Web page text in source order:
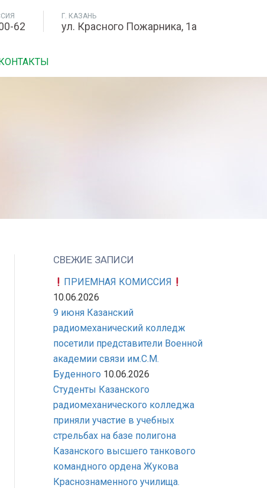
62
Г. КАЗАНЬ
ул. Красного Пожарника, 1а
СВЕЖИЕ ЗАПИСИ
ПРИЕМНАЯ КОМИССИЯ
10.06.2026
9 июня Казанский
радиомеханический колледж
посетили представители Военной
академии связи им.С.М.
Буденного 10.06.2026
Студенты Казанского
радиомеханического колледжа
приняли участие в учебных
стрельбах на базе полигона
Казанского высшего танкового
командного ордена Жукова
Краснознаменного училища.